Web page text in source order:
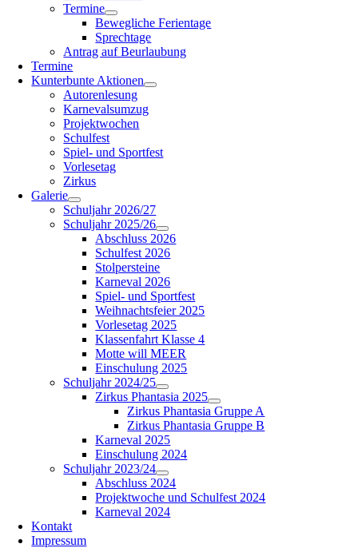
Termine
Bewegliche Ferientage
Sprechtage
Antrag auf Beurlaubung
Termine
Kunterbunte Aktionen
Autorenlesung
Karnevalsumzug
Projektwochen
Schulfest
Spiel- und Sportfest
Vorlesetag
Zirkus
Galerie
Schuljahr 2026/27
Schuljahr 2025/26
Abschluss 2026
Schulfest 2026
Stolpersteine
Karneval 2026
Spiel- und Sportfest
Weihnachtsfeier 2025
Vorlesetag 2025
Klassenfahrt Klasse 4
Motte will MEER
Einschulung 2025
Schuljahr 2024/25
Zirkus Phantasia 2025
Zirkus Phantasia Gruppe A
Zirkus Phantasia Gruppe B
Karneval 2025
Einschulung 2024
Schuljahr 2023/24
Abschluss 2024
Projektwoche und Schulfest 2024
Karneval 2024
Kontakt
Impressum